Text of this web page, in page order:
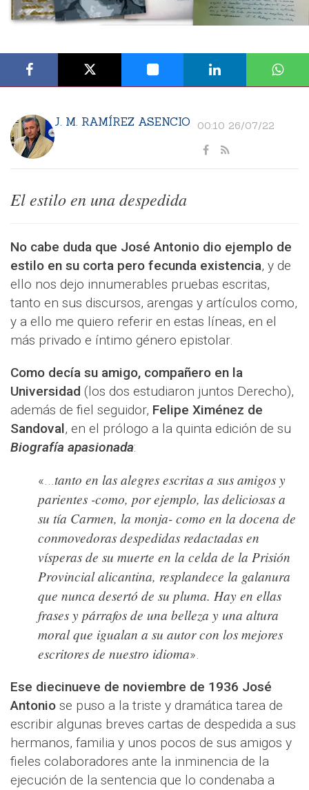
J. M. RAMÍREZ ASENCIO 00:10 26/07/22
El estilo en una despedida
No cabe duda que José Antonio dio ejemplo de
estilo en su corta pero fecunda existencia, y de
ello nos dejo innumerables pruebas escritas,
tanto en sus discursos, arengas y artículos como,
y a ello me quiero referir en estas líneas, en el
más privado e íntimo género epistolar.
Como decía su amigo, compañero en la
Universidad (los dos estudiaron juntos Derecho),
además de fiel seguidor, Felipe Ximénez de
Sandoval, en el prólogo a la quinta edición de su
Biografía apasionada:
«...tanto en las alegres escritas a sus amigos y
parientes -como, por ejemplo, las deliciosas a
su tía Carmen, la monja- como en la docena de
conmovedoras despedidas redactadas en
vísperas de su muerte en la celda de la Prisión
Provincial alicantina, resplandece la galanura
que nunca desertó de su pluma. Hay en ellas
frases y párrafos de una belleza y una altura
moral que igualan a su autor con los mejores
escritores de nuestro idioma».
Ese diecinueve de noviembre de 1936 José
Antonio se puso a la triste y dramática tarea de
escribir algunas breves cartas de despedida a sus
hermanos, familia y unos pocos de sus amigos y
fieles colaboradores ante la inminencia de la
ejecución de la sentencia que lo condenaba a